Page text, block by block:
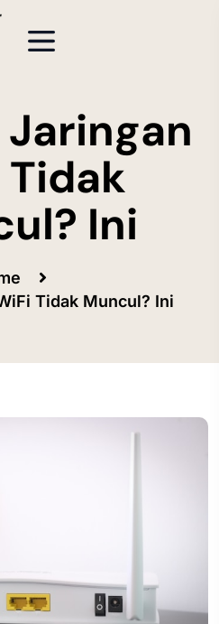
Tidak
Ini
Tidak Muncul​? Ini